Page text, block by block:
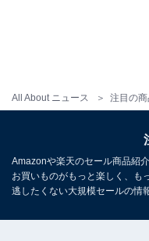
All About ニュース 注目の商
アクセス
交通手段：JR前橋駅
車道伊勢崎ICから車で
車で約40分
Amazonや楽天のセール商品紹
お買いものがもっと楽しく、も
逃したくない大規模セールの情